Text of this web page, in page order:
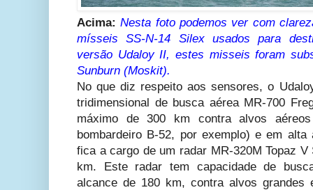
Acima:Nesta foto podemos ver com
mísseis SS-N-14 Silex usados para
versão Udaloy II, estes misseis foram
Sunburn (Moskit).
No que diz respeito aos sensores, o
tridimensional de busca aérea MR-700
máximo de 300 km contra alvos
bombardeiro B-52, por exemplo) e em
fica a cargo de um radar MR-320M Topaz
km. Este radar tem capacidade de
alcance de 180 km, contra alvos